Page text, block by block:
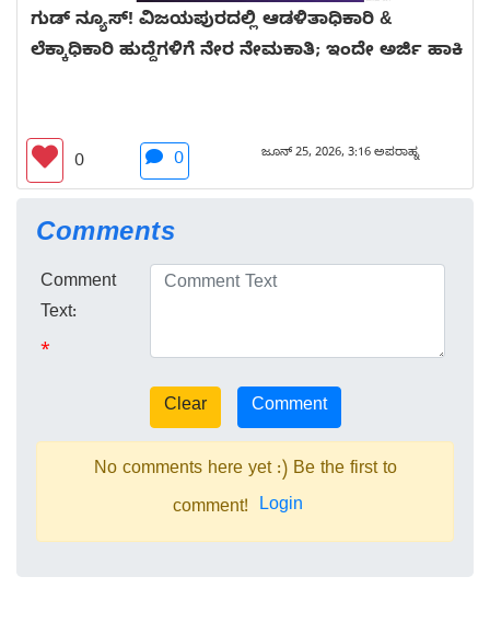
ಗುಡ್ ನ್ಯೂಸ್! ವಿಜಯಪುರದಲ್ಲಿ ಆಡಳಿತಾಧಿಕಾರಿ &
ಲೆಕ್ಕಾಧಿಕಾರಿ ಹುದ್ದೆಗಳಿಗೆ ನೇರ ನೇಮಕಾತಿ; ಇಂದೇ ಅರ್ಜಿ ಹಾಕಿ
0 0 ಜೂನ್ 25, 2026, 3:16 ಅಪರಾಹ್ನ
Comments
Comment
Text:
*
No comments here yet :) Be the first to
comment! Login